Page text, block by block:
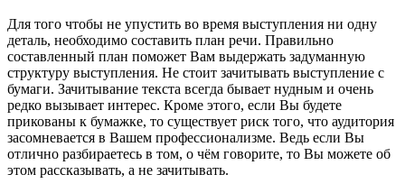
Для того чтобы не упустить во время выступления ни одну
деталь, необходимо составить план речи. Правильно
составленный план поможет Вам выдержать задуманную
структуру выступления. Не стоит зачитывать выступление с
бумаги. Зачитывание текста всегда бывает нудным и очень
редко вызывает интерес. Кроме этого, если Вы будете
прикованы к бумажке, то существует риск того, что аудитория
засомневается в Вашем профессионализме. Ведь если Вы
отлично разбираетесь в том, о чём говорите, то Вы можете об
этом рассказывать, а не зачитывать.